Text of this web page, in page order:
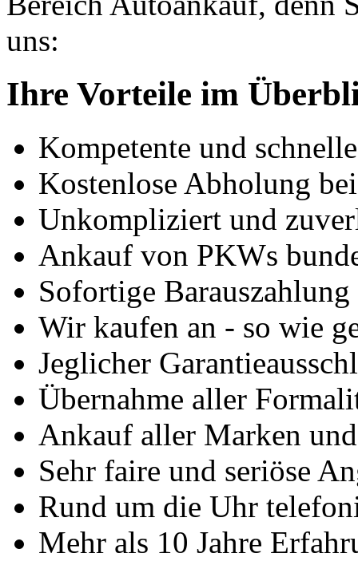
uns:
Ihre Vorteile im
Kompetente und
Kostenlose Abholung
Unkompliziert und
Ankauf von PKWs
Sofortige
Wir kaufen an - so wie
Jeglicher
Übernahme aller
Ankauf aller Marken
Sehr faire und seriöse
Rund um die Uhr
Mehr als 10 Jahre